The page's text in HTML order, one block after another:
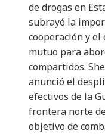
de drogas en
subrayó la
cooperación y
mutuo para
compartidos.
anunció el
efectivos de la
frontera norte
objetivo de